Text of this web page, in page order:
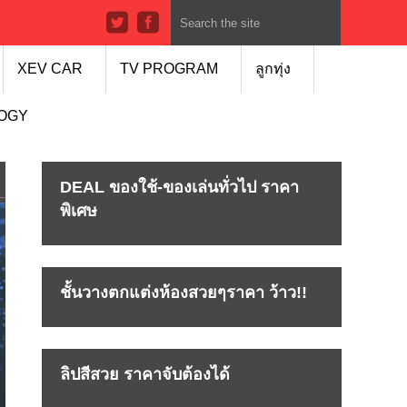
XEV CAR TV PROGRAM ลูกทุ่ง
DEAL ของใช้-ของเล่นทั่วไป ราคา
พิเศษ
ชั้นวางตกแต่งห้องสวยๆราคา ว้าว!!
ลิปสีสวย ราคาจับต้องได้